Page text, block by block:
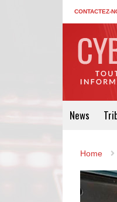
CONTACTEZ-
News
Home